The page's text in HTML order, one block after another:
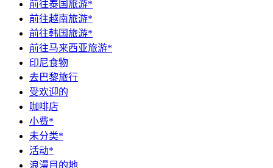
前往泰国旅游*
前往越南旅游*
前往韩国旅游*
前往马来西亚旅游*
印尼食物
去巴黎旅行
受欢迎的
咖啡店
小费*
未分类*
活动*
浪漫目的地